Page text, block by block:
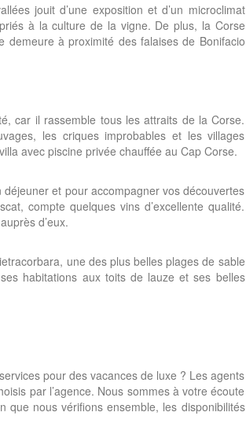
jouit d’une exposition et d’un microclimat
à la culture de la vigne. De plus, la Corse
à proximité des falaises de Bonifacio
car il rassemble tous les attraits de la Corse.
les criques improbables et les villages
avec piscine privée chauffée au Cap Corse.
et pour accompagner vos découvertes
compte quelques vins d’excellente qualité.
d’eux.
une des plus belles plages de sable
habitations aux toits de lauze et ses belles
pour des vacances de luxe ? Les agents
par l’agence. Nous sommes à votre écoute
que nous vérifions ensemble, les disponibilités